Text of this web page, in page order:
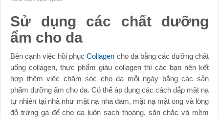
Sử dụng các chất dưỡng
ẩm cho da
Bên cạnh việc hồi phụcCollagen cho da bằng các dưỡng chất
uống collagen, thực phẩm giàu collagen thì các bạn nên kết
hợp thêm việc chăm sóc cho da mỗi ngày bằng các sản
phẩm dưỡng ẩm cho da. Có thể áp dụng các cách đắp mặt nạ
tự nhiên tại nhà như mặt nạ nha đam, mặt nạ mật ong và lòng
đỏ trứng gà để cho da luôn sạch thoáng, săn chắc và mềm